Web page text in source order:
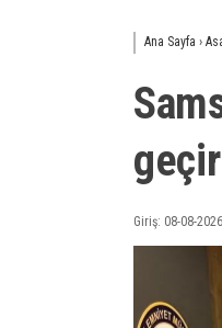
Ana Sayfa ›
Giriş: 08-08-